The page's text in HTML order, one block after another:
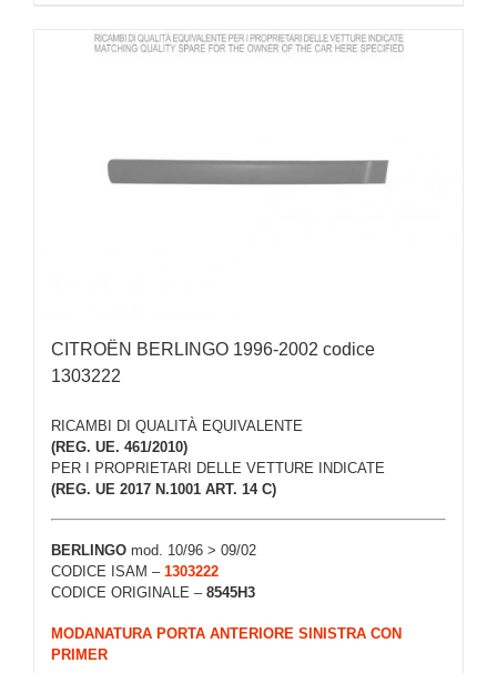
CITROËN BERLINGO 1996-2002 codice
1303222
RICAMBI DI QUALITÀ EQUIVALENTE
(REG. UE. 461/2010)
PER I PROPRIETARI DELLE VETTURE INDICATE
(REG. UE 2017 N.1001 ART. 14 C)
BERLINGO mod. 10/96 > 09/02
CODICE ISAM – 1303222
CODICE ORIGINALE – 8545H3
MODANATURA PORTA ANTERIORE SINISTRA CON
PRIMER